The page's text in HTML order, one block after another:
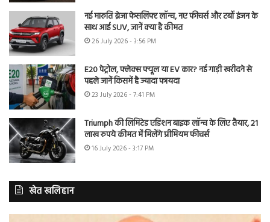
नई मारुति ब्रेजा फेसलिफ्ट लॉन्च, नए फीचर्स और टर्बो इंजन के
साथ आई SUV, जानें क्या है कीमत
26 July 2026 - 3:56 PM
E20 पेट्रोल, फ्लेक्स फ्यूल या EV कार? नई गाड़ी खरीदने से
पहले जानें किसमें है ज्यादा फायदा
23 July 2026 - 7:41 PM
Triumph की लिमिटेड एडिशन बाइक लॉन्च के लिए तैयार, 21
लाख रुपये कीमत में मिलेंगे प्रीमियम फीचर्स
16 July 2026 - 3:17 PM
खेत खलिहान